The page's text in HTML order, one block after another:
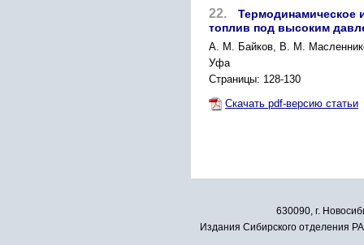
22.
Термодинамическое
топлив под высоким
А. М. Байков, В. М.
Уфа
Страницы: 128-130
Скачать pdf-версию статьи
630090, г.
Издания Сибирского отделения